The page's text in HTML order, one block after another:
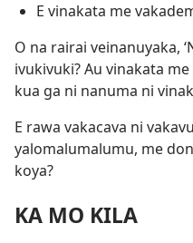
E vinakata me
O na rairai veinanuyaka,
ivukivuki? Au vinakata
kua ga ni nanuma ni
E rawa vakacava ni
yalomalumalumu, me
koya?
KA MO KILA